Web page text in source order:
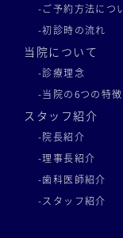
-ご予約方法につ
-初診時の流れ
当院について
-診療理念
-当院の6つの特徴
スタッフ紹介
-院長紹介
-理事長紹介
-歯科医師紹介
-スタッフ紹介